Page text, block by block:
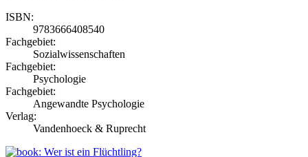
ISBN:
9783666408540
Fachgebiet:
Sozialwissenschaften
Fachgebiet:
Psychologie
Fachgebiet:
Angewandte Psychologie
Verlag:
Vandenhoeck & Ruprecht